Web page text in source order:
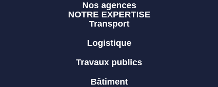
Nos agences
NOTRE EXPERTISE
Transport
Logistique
Travaux publics
Bâtiment